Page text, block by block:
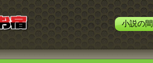
小説の間